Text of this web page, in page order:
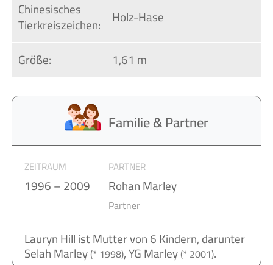
Chinesisches
Tierkreiszeichen: Holz-Hase
Größe:
1,61 m
Familie & Partner
ZEITRAUM PARTNER
1996 – 2009 Rohan Marley
Partner
Lauryn Hill ist Mutter von 6 Kindern, darunter
Selah Marley(* 1998), YG Marley(* 2001).